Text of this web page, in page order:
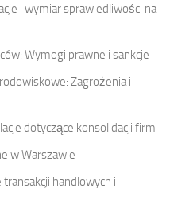
i wymiar sprawiedliwości na
Wymogi prawne i sankcje
Zagrożenia i
dotyczące konsolidacji firm
w Warszawie
handlowych i